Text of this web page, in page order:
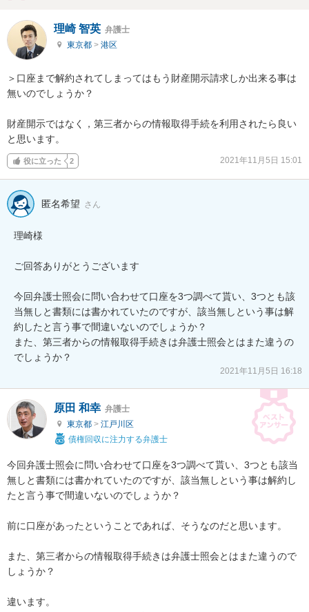
理崎 智英 弁護士
東京都 > 港区
＞口座まで解約されてしまってはもう財産開示請求しか出来る事は
無いのでしょうか？
財産開示ではなく，第三者からの情報取得手続を利用されたら良い
と思います。
役に立った 2 2021年11月5日 15:01
匿名希望 さん
理崎様
ご回答ありがとうございます
今回弁護士照会に問い合わせて口座を3つ調べて貰い、3つとも該
当無しと書類には書かれていたのですが、該当無しという事は解
約したと言う事で間違いないのでしょうか？
また、第三者からの情報取得手続きは弁護士照会とはまた違うの
でしょうか？
2021年11月5日 16:18
原田 和幸 弁護士
東京都 > 江戸川区
債権回収に注力する弁護士
今回弁護士照会に問い合わせて口座を3つ調べて貰い、3つとも該当
無しと書類には書かれていたのですが、該当無しという事は解約し
たと言う事で間違いないのでしょうか？
前に口座があったということであれば、そうなのだと思います。
また、第三者からの情報取得手続きは弁護士照会とはまた違うので
しょうか？
違います。